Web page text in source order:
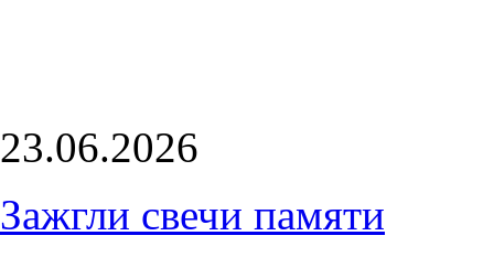
23.06.2026
Зажгли свечи памяти